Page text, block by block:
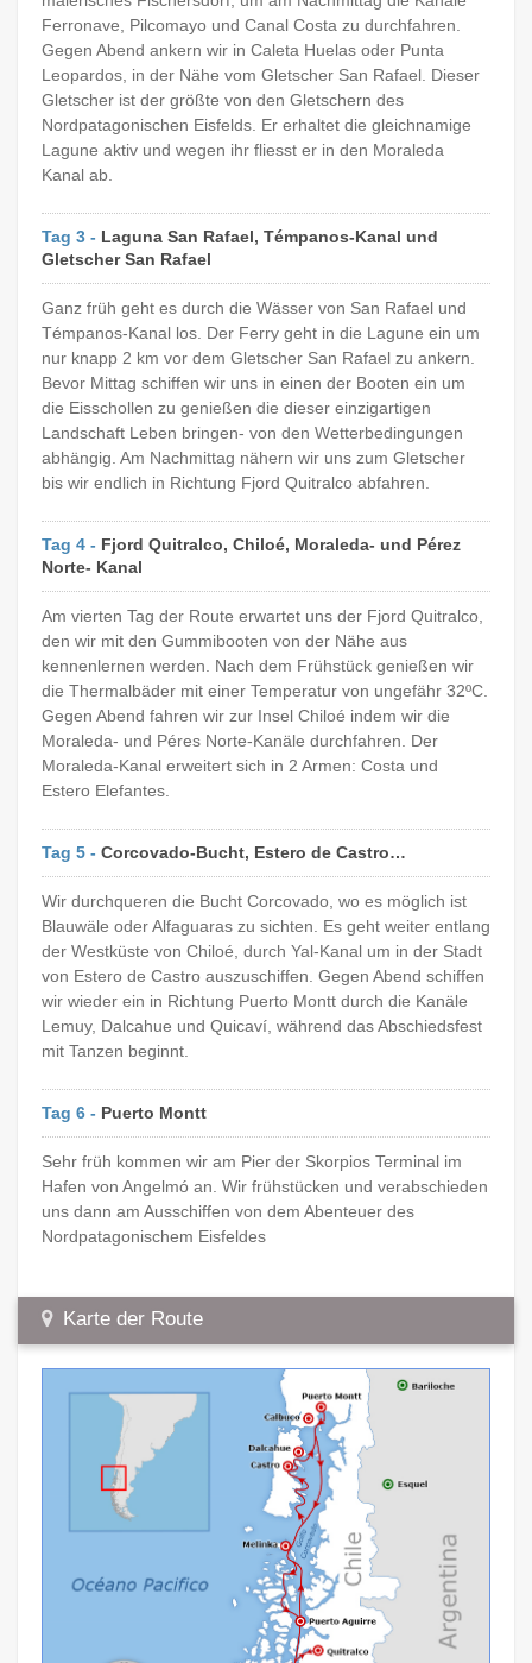
Ferronave, Pilcomayo und Canal Costa zu durchfahren.
Gegen Abend ankern wir in Caleta Huelas oder Punta
Leopardos, in der Nähe vom Gletscher San Rafael. Dieser
Gletscher ist der größte von den Gletschern des
Nordpatagonischen Eisfelds. Er erhaltet die gleichnamige
Lagune aktiv und wegen ihr fliesst er in den Moraleda
Kanal ab.
Tag 3 - Laguna San Rafael, Témpanos-Kanal und
Gletscher San Rafael
Ganz früh geht es durch die Wässer von San Rafael und
Témpanos-Kanal los. Der Ferry geht in die Lagune ein um
nur knapp 2 km vor dem Gletscher San Rafael zu ankern.
Bevor Mittag schiffen wir uns in einen der Booten ein um
die Eisschollen zu genießen die dieser einzigartigen
Landschaft Leben bringen- von den Wetterbedingungen
abhängig. Am Nachmittag nähern wir uns zum Gletscher
bis wir endlich in Richtung Fjord Quitralco abfahren.
Tag 4 - Fjord Quitralco, Chiloé, Moraleda- und Pérez
Norte- Kanal
Am vierten Tag der Route erwartet uns der Fjord Quitralco,
den wir mit den Gummibooten von der Nähe aus
kennenlernen werden. Nach dem Frühstück genießen wir
die Thermalbäder mit einer Temperatur von ungefähr 32ºC.
Gegen Abend fahren wir zur Insel Chiloé indem wir die
Moraleda- und Péres Norte-Kanäle durchfahren. Der
Moraleda-Kanal erweitert sich in 2 Armen: Costa und
Estero Elefantes.
Tag 5 - Corcovado-Bucht, Estero de Castro…
Wir durchqueren die Bucht Corcovado, wo es möglich ist
Blauwäle oder Alfaguaras zu sichten. Es geht weiter entlang
der Westküste von Chiloé, durch Yal-Kanal um in der Stadt
von Estero de Castro auszuschiffen. Gegen Abend schiffen
wir wieder ein in Richtung Puerto Montt durch die Kanäle
Lemuy, Dalcahue und Quicaví, während das Abschiedsfest
mit Tanzen beginnt.
Tag 6 - Puerto Montt
Sehr früh kommen wir am Pier der Skorpios Terminal im
Hafen von Angelmó an. Wir frühstücken und verabschieden
uns dann am Ausschiffen von dem Abenteuer des
Nordpatagonischem Eisfeldes
Karte der Route